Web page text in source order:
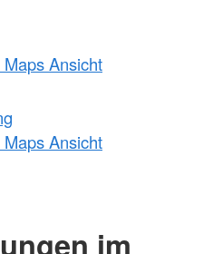
Ansicht
Ansicht
im